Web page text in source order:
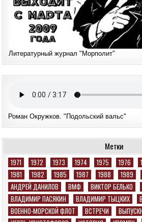
Литературный журнал "Морполит"
Роман Окружков. "Подольский вальс"
Метки
1971 1972 1973 1974 1975 1976
1981
1982 1985 1987 1988 1989
АНДРЕЙ ДАНИЛОВ
ВМФ ВИКТОР БЕЛЬКО
ВЛАДИМИР ПАСЯКИН
ВЛАДИМИР ТЫЦКИХ
ВОЕННО-МОРСКОЙ ФЛОТ
ВСТРЕЧИ